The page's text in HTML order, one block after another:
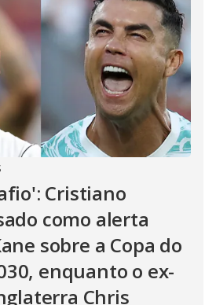
Cristiano
como alerta
sobre a Copa do
enquanto o ex-
Chris